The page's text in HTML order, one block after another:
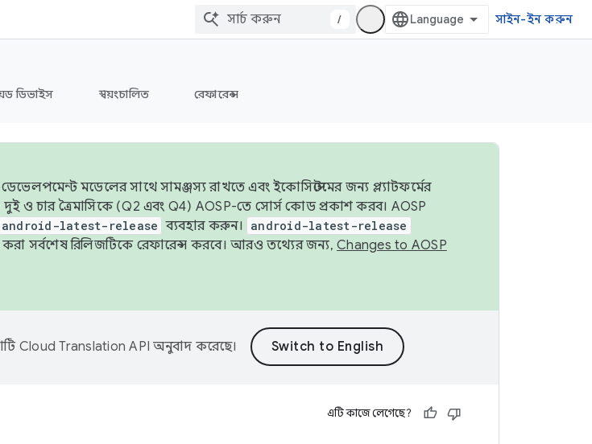
/ সাইন-ইন করুন
ডিভাইস স্বয়ংচালিত রেফারেন্স
মডেলের সাথে সামঞ্জস্য রাখতে এবং ইকোসিস্টেমের জন্য প্ল্যাটফর্মের
দুই ও চার ত্রৈমাসিকে (Q2 এবং Q4) AOSP-তে সোর্স কোড প্রকাশ করব। AOSP
android-latest-release ব্যবহার করুন। android-latest-release
করা সর্বশেষ রিলিজটিকে রেফারেন্স করবে। আরও তথ্যের জন্য, Changes to AOSP
Cloud Translation API অনুবাদ করেছে।
এটি কাজে লেগেছে?